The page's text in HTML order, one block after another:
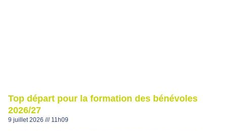
Top départ pour la formation des bénévoles
2026/27
9 juillet 2026 11h09